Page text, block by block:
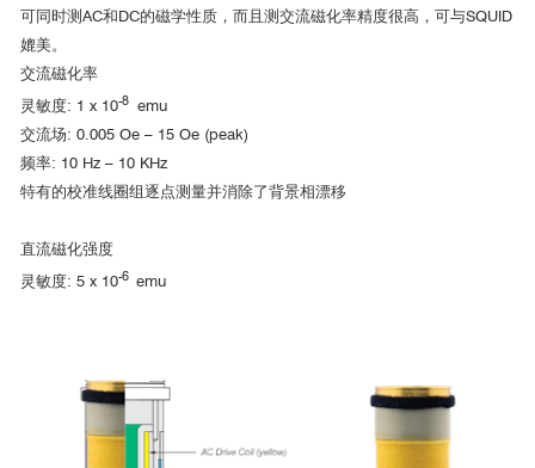
可同时测AC和DC的磁学性质，而且测交流磁化率精度很高，可与SQUID
媲美。
交流磁化率
灵敏度: 1 x 10-8 emu
交流场: 0.005 Oe – 15 Oe (peak)
频率: 10 Hz – 10 KHz
特有的校准线圈组逐点测量并消除了背景相漂移
直流磁化强度
灵敏度: 5 x 10-6 emu
3 5
■ 振动样品磁强计选件测试数据
北京大学